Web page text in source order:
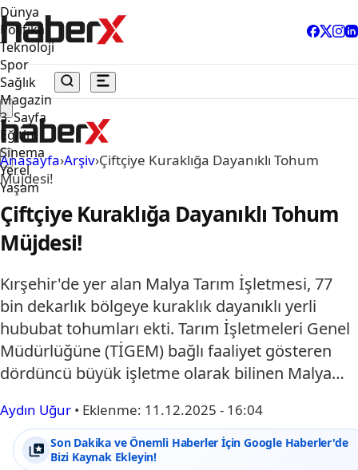
Dünya
Politika
Teknoloji
Spor
Sağlık
Magazin
3. Sayfa
Eğitim
Sinema
Yerel
Yaşam
Anasayfa›Arşiv›Çiftçiye Kuraklığa Dayanıklı Tohum
Müjdesi!
Çiftçiye Kuraklığa Dayanıklı Tohum
Müjdesi!
Kırşehir'de yer alan Malya Tarım İşletmesi, 77
bin dekarlık bölgeye kuraklık dayanıklı yerli
hububat tohumları ekti. Tarım İşletmeleri Genel
Müdürlüğüne (TİGEM) bağlı faaliyet gösteren
dördüncü büyük işletme olarak bilinen Malya…
Aydın Uğur • Eklenme: 11.12.2025 - 16:04
Son Dakika ve Önemli Haberler İçin Google Haberler'de
Bizi Kaynak Ekleyin!